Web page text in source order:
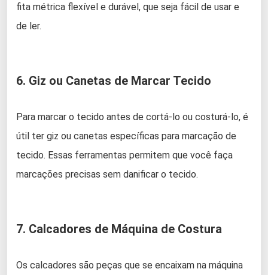
fita métrica flexível e durável, que seja fácil de usar e
de ler.
6. Giz ou Canetas de Marcar Tecido
Para marcar o tecido antes de cortá-lo ou costurá-lo, é
útil ter giz ou canetas específicas para marcação de
tecido. Essas ferramentas permitem que você faça
marcações precisas sem danificar o tecido.
7. Calcadores de Máquina de Costura
Os calcadores são peças que se encaixam na máquina